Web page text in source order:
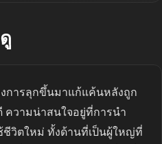
การลุกขึ้นมาแก้แค้นหลังถูก
ความน่าสนใจอยู่ที่การนำ
ชีวิตใหม่ ทั้งด้านที่เป็นผู้ใหญ่ที่